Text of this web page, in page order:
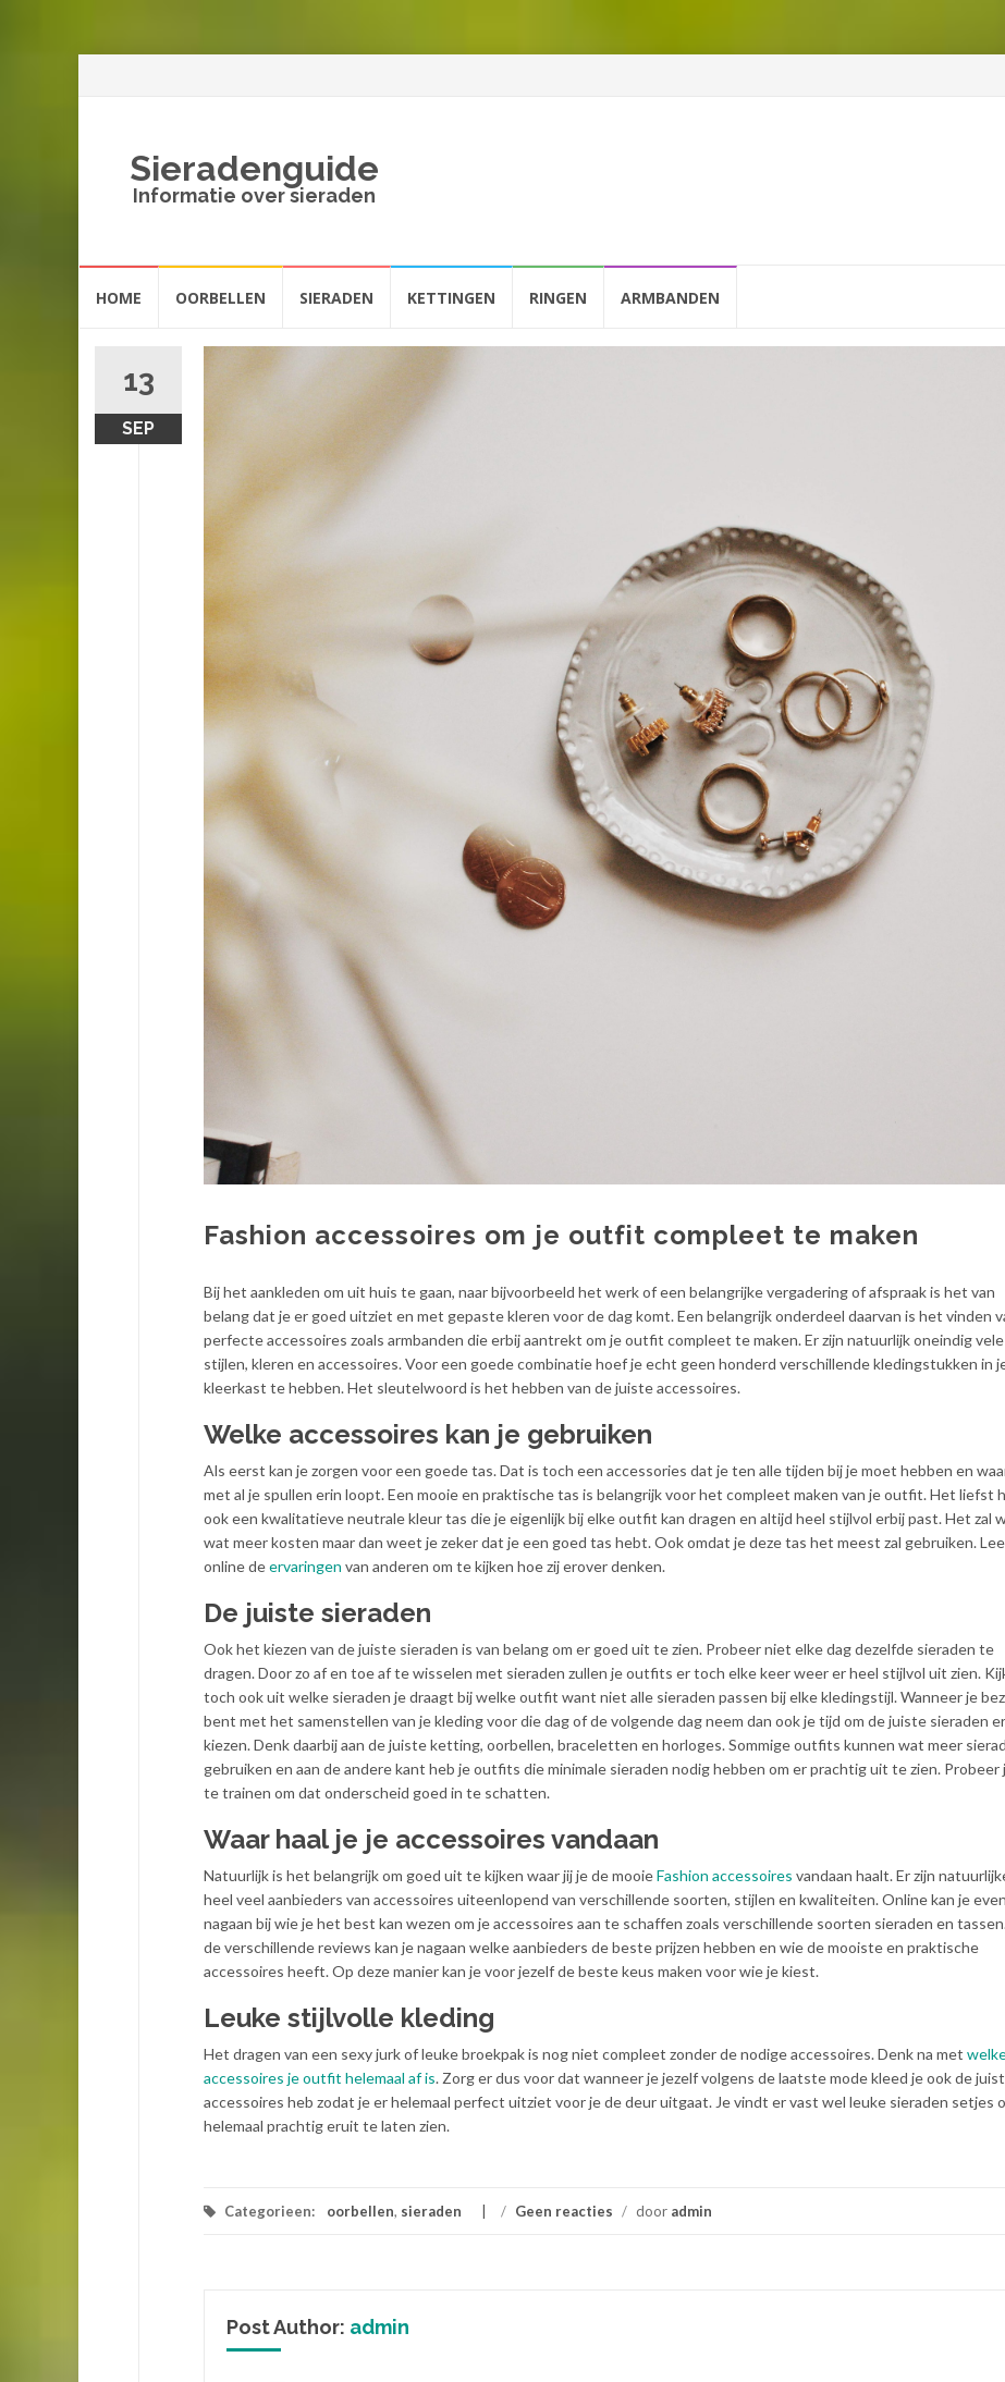
Sieradenguide
Informatie over sieraden
naarHOME OORBELLEN SIERADEN KETTINGEN RINGEN ARMBANDEN
13
SEP
Fashion accessoires om je outfit compleet te maken
Bij het aankleden om uit huis te gaan, naar bijvoorbeeld het werk of een belangrijke vergadering of afspraak is het van
belang dat je er goed uitziet en met gepaste kleren voor de dag komt. Een belangrijk onderdeel daarvan is het vinden
perfecte accessoires zoals armbanden die erbij aantrekt om je outfit compleet te maken. Er zijn natuurlijk oneindig vele
stijlen, kleren en accessoires. Voor een goede combinatie hoef je echt geen honderd verschillende kledingstukken in
kleerkast te hebben. Het sleutelwoord is het hebben van de juiste accessoires.
Welke accessoires kan je gebruiken
Als eerst kan je zorgen voor een goede tas. Dat is toch een accessories dat je ten alle tijden bij je moet hebben en
met al je spullen erin loopt. Een mooie en praktische tas is belangrijk voor het compleet maken van je outfit. Het liefst
ook een kwalitatieve neutrale kleur tas die je eigenlijk bij elke outfit kan dragen en altijd heel stijlvol erbij past. Het zal
wat meer kosten maar dan weet je zeker dat je een goed tas hebt. Ook omdat je deze tas het meest zal gebruiken.
online deervaringen van anderen om te kijken hoe zij erover denken.
De juiste sieraden
Ook het kiezen van de juiste sieraden is van belang om er goed uit te zien. Probeer niet elke dag dezelfde sieraden te
dragen. Door zo af en toe af te wisselen met sieraden zullen je outfits er toch elke keer weer er heel stijlvol uit zien.
toch ook uit welke sieraden je draagt bij welke outfit want niet alle sieraden passen bij elke kledingstijl. Wanneer je
bent met het samenstellen van je kleding voor die dag of de volgende dag neem dan ook je tijd om de juiste sieraden
kiezen. Denk daarbij aan de juiste ketting, oorbellen, braceletten en horloges. Sommige outfits kunnen wat meer
gebruiken en aan de andere kant heb je outfits die minimale sieraden nodig hebben om er prachtig uit te zien. Probeer
te trainen om dat onderscheid goed in te schatten.
Waar haal je je accessoires vandaan
Natuurlijk is het belangrijk om goed uit te kijken waar jij je de mooieFashion accessoires vandaan haalt. Er zijn
heel veel aanbieders van accessoires uiteenlopend van verschillende soorten, stijlen en kwaliteiten.Online kan je even
nagaan bij wie je het best kan wezen om je accessoires aan te schaffen zoals verschillende soorten sieraden en
de verschillende reviews kan je nagaan welke aanbieders de beste prijzen hebben en wie de mooiste en praktische
accessoires heeft. Op deze manier kan je voor jezelf de beste keus maken voor wie je kiest.
Leuke stijlvolle kleding
Het dragen van een sexy jurk of leuke broekpak is nog niet compleet zonder de nodige accessoires. Denk na met
accessoires je outfit helemaal af is. Zorg er dus voor dat wanneer je jezelf volgens de laatste mode kleed je ook de
accessoires heb zodat je er helemaal perfect uitziet voor je de deur uitgaat. Je vindt er vast wel leuke sieraden setjes
helemaal prachtig eruit te laten zien.
Categorieen: oorbellen, sieraden / Geen reacties / door admin
Post Author: admin